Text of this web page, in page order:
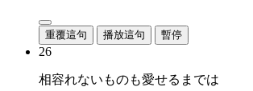
重覆這句 播放這句 暫停
26
相容れないものも愛せるまでは